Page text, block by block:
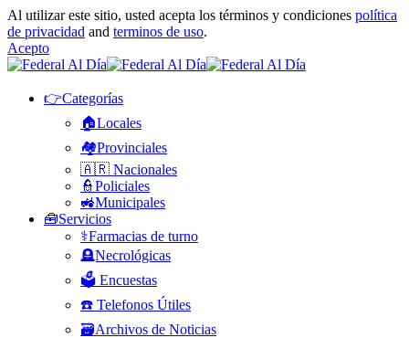
Al utilizar este sitio, usted acepta los términos y condiciones política
de privacidad and terminos de uso.
Acepto
👉Categorías
🏠Locales
🏘️Provinciales
🇦🇷 Nacionales
👮Policiales
🚜Municipales
🧰Servicios
⚕️Farmacias de turno
🪦Necrológicas
🗳️ Encuestas
☎️ Telefonos Útiles
🗃️Archivos de Noticias